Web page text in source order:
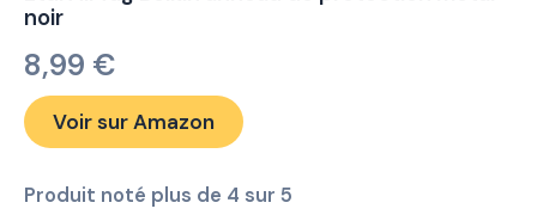
noir
8,99 €
Voir sur Amazon
Produit noté plus de 4 sur 5